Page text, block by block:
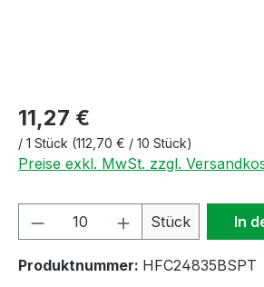
11,27 €
/ 1 Stück (112,70 € / 10 Stück)
Preise exkl. MwSt. zzgl.
Produkt Anzahl: Gib
Stück In
Produktnummer: HFC24835BSPT